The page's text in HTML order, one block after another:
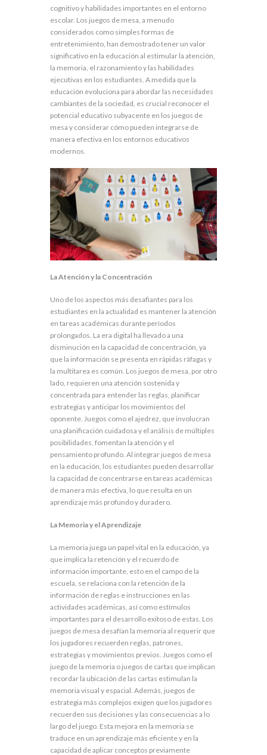
cognitivo y habilidades importantes en el entorno
escolar. Los juegos de mesa, a menudo
considerados como simples formas de
entretenimiento, han demostrado tener un valor
significativo en la educación al estimular la atención,
la memoria, el razonamiento y las habilidades
ejecutivas en los estudiantes. A medida que la
educación evoluciona para abordar las necesidades
cambiantes de la sociedad, es crucial reconocer el
potencial educativo subyacente en los juegos de
mesa y considerar cómo pueden integrarse de
manera efectiva en los entornos educativos
modernos.
La Atención y la Concentración
Uno de los aspectos más desafiantes para los
estudiantes en la actualidad es mantener la atención
en tareas académicas durante períodos
prolongados. La era digital ha llevado a una
disminución en la capacidad de concentración, ya
que la información se presenta en rápidas ráfagas y
la multitarea es común. Los juegos de mesa, por otro
lado, requieren una atención sostenida y
concentrada para entender las reglas, planificar
estrategias y anticipar los movimientos del
oponente. Juegos como el ajedrez, que involucran
una planificación cuidadosa y el análisis de múltiples
posibilidades, fomentan la atención y el
pensamiento profundo. Al integrar juegos de mesa
en la educación, los estudiantes pueden desarrollar
la capacidad de concentrarse en tareas académicas
de manera más efectiva, lo que resulta en un
aprendizaje más profundo y duradero.
La Memoria y el Aprendizaje
La memoria juega un papel vital en la educación, ya
que implica la retención y el recuerdo de
información importante, esto en el campo de la
escuela, se relaciona con la retención de la
información de reglas e instrucciones en las
actividades académicas, así como estímulos
importantes para el desarrollo exitoso de estas. Los
juegos de mesa desafían la memoria al requerir que
los jugadores recuerden reglas, patrones,
estrategias y movimientos previos. Juegos como el
juego de la memoria o juegos de cartas que implican
recordar la ubicación de las cartas estimulan la
memoria visual y espacial. Además, juegos de
estrategia más complejos exigen que los jugadores
recuerden sus decisiones y las consecuencias a lo
largo del juego. Esta mejora en la memoria se
traduce en un aprendizaje más eficiente y en la
capacidad de aplicar conceptos previamente